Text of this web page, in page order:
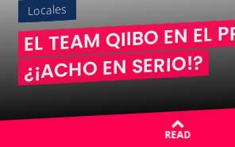
Locales
EL TEAM QIIBO EN EL
¿¡ACHO EN SERIO!?
READ